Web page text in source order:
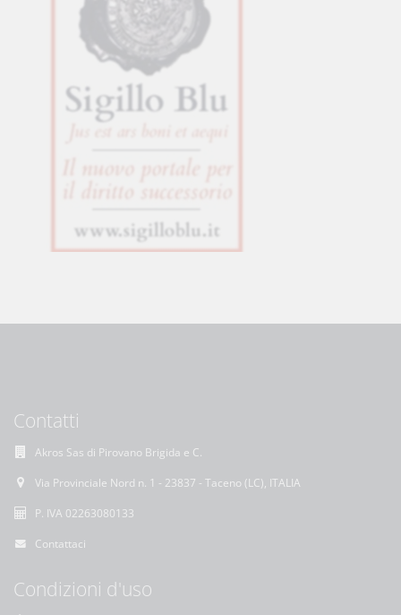
Contatti
Akros Sas di Pirovano Brigida e C.
Via Provinciale Nord n. 1 - 23837 - Taceno (LC), ITALIA
P. IVA 02263080133
Contattaci
Condizioni d'uso